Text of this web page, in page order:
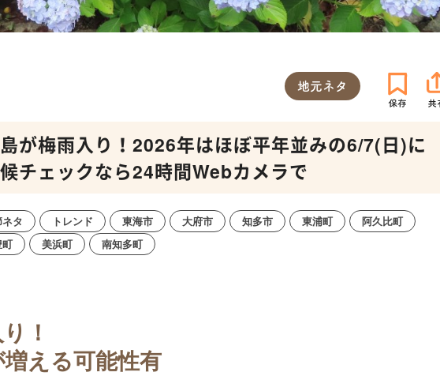
地元ネタ
島が梅雨入り！2026年はほぼ平年並みの6/7(日)に
チェックなら24時間Webカメラで
タ トレンド 東海市 大府市 知多市 東浦町
阿久比町
町 美浜町 南知多町
！
える可能性有